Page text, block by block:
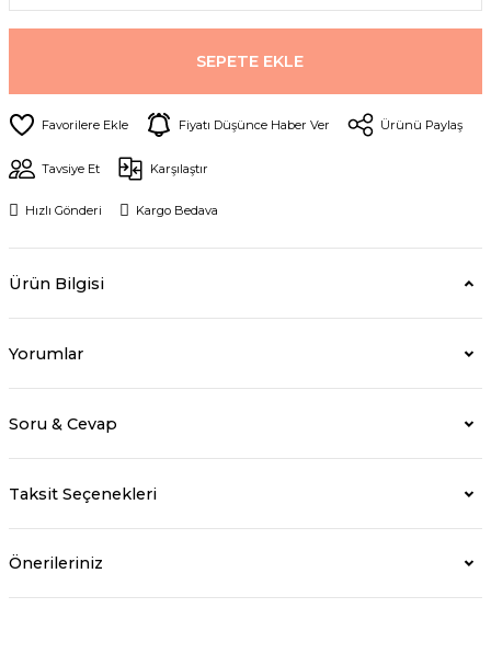
SEPETE EKLE
Fiyatı Düşünce Haber Ver Ürünü Paylaş
Tavsiye Et Karşılaştır
Hızlı Gönderi Kargo Bedava
Ürün Bilgisi
Yorumlar
Soru & Cevap
Taksit Seçenekleri
Önerileriniz